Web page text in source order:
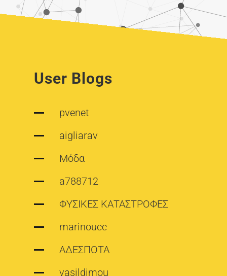
User Blogs
pvenet
aigliarav
Μόδα
a788712
ΦΥΣΙΚΕΣ ΚΑΤΑΣΤΡΟΦΕΣ
marinoucc
ΑΔΕΣΠΟΤΑ
vasildimou